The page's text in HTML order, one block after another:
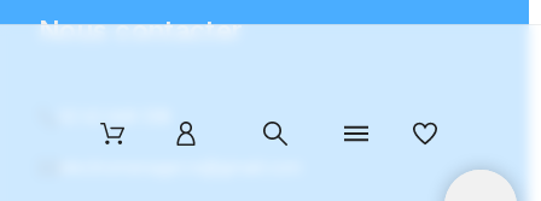
Nous contacter